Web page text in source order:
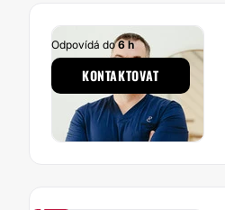
Odpovídá do6 h
KONTAKTOVAT